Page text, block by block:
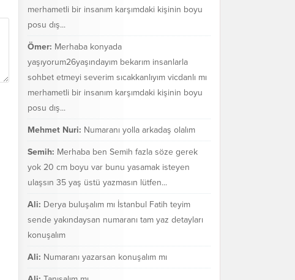
merhametli bir insanım karşımdaki kişinin boyu
posu dış...
Ömer: Merhaba konyada
yaşıyorum26yaşındayım bekarım insanlarla
sohbet etmeyi severim sıcakkanlıyım vicdanlı mı
merhametli bir insanım karşımdaki kişinin boyu
posu dış...
Mehmet Nuri: Numaranı yolla arkadaş olalım
Semih: Merhaba ben Semih fazla söze gerek
yok 20 cm boyu var bunu yasamak isteyen
ulaşsın 35 yaş üstü yazmasın lütfen...
Ali: Derya buluşalım mı İstanbul Fatih teyim
sende yakındaysan numaranı tam yaz detayları
konuşalım
Ali: Numaranı yazarsan konuşalım mı